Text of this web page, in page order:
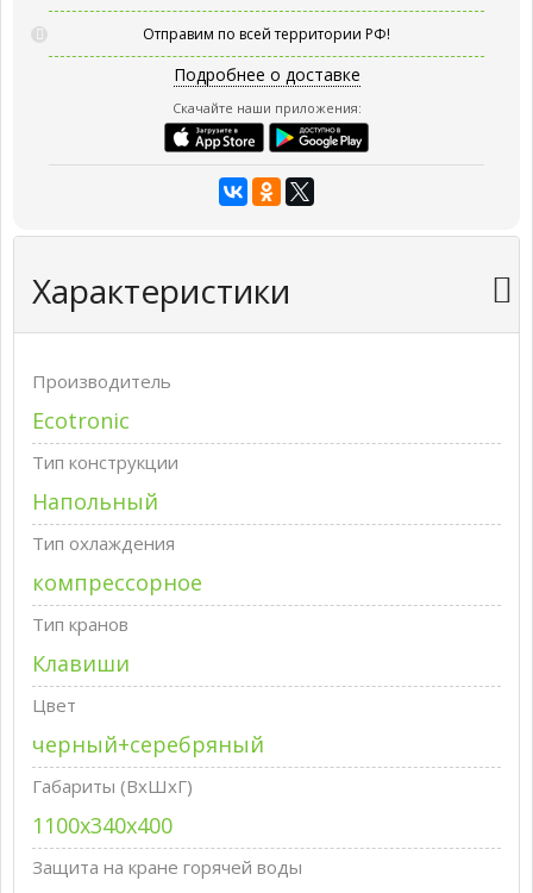
Отправим по всей территории РФ!
Подробнее о доставке
Скачайте наши приложения:
Характеристики
Производитель
Ecotronic
Тип конструкции
Напольный
Тип охлаждения
компрессорное
Тип кранов
Клавиши
Цвет
черный+серебряный
Габариты (ВxШxГ)
1100x340x400
Защита на кране горячей воды